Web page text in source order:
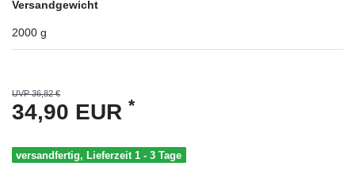
Versandgewicht
2000 g
UVP 36,82 €
34,90 EUR *
versandfertig, Lieferzeit 1 - 3 Tage